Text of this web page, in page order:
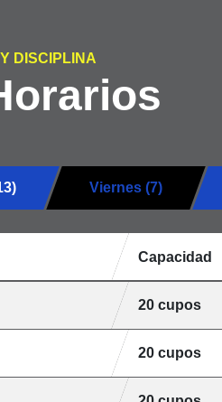
DISCIPLINA
Viernes (7)
Capacidad
20 cupos
20 cupos